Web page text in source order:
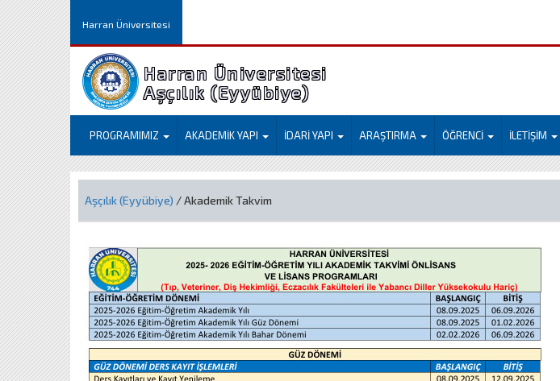
Harran Üniversitesi
Harran Üniversitesi
Aşçılık (Eyyübiye)
PROGRAMIMIZ AKADEMİK YAPI İDARİ YAPI ARAŞTIRMA ÖĞRENCİ İLETİŞİM
Aşçılık (Eyyübiye) / Akademik Takvim